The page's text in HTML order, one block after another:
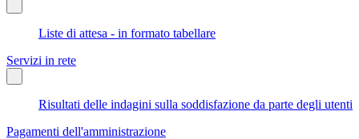
Liste di attesa - in formato tabellare
Servizi in rete
Risultati delle indagini sulla soddisfazione da parte degli utenti
Pagamenti dell'amministrazione